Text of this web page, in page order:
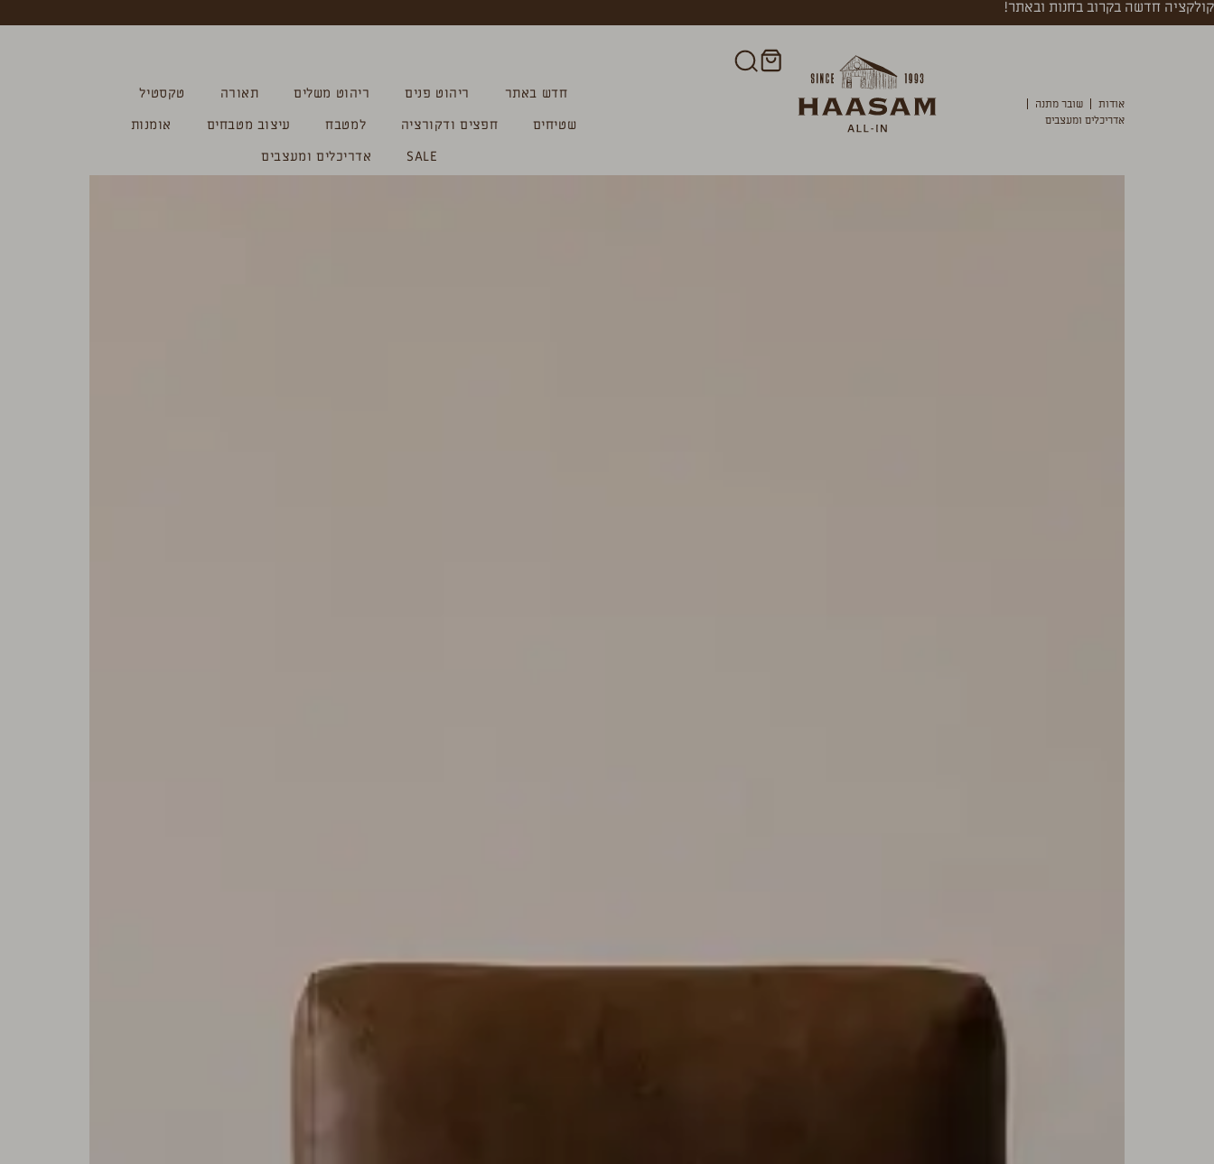
קולקציה חדשה בקרוב בחנות ובאתר!
אודות
שובר מתנה
אדריכלים ומעצבים
חדש באתר ריהוט פנים ריהוט משלים תאורה
טקסטיל
שטיחים
חפצים ודקורציה למטבח עיצוב מטבחים
אומנות
SALE
אדריכלים ומעצבים